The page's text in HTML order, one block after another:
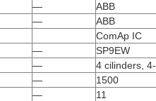
—
ABB
—
ABB
ComAp IC
—
SP9EW
—
4 cilinders,
—
1500
—
11